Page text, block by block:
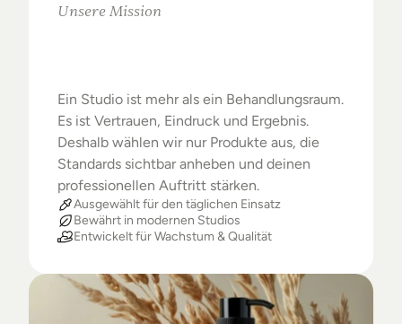
Unsere Mission
Ein Studio ist mehr als ein Behandlungsraum.
Es ist Vertrauen, Eindruck und Ergebnis.
Deshalb wählen wir nur Produkte aus, die
Standards sichtbar anheben und deinen
professionellen Auftritt stärken.
Ausgewählt für den täglichen Einsatz
Bewährt in modernen Studios
Entwickelt für Wachstum & Qualität